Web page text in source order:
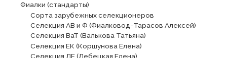
Фиалки (стандарты)
Сорта зарубежных селекционеров
Селекция АВ и Ф (Фиалковод-Тарасов Алексей)
Селекция ВаТ (Валькова Татьяна)
Селекция ЕК (Коршунова Елена)
Селекция ЛЕ (Лебецкая Елена)